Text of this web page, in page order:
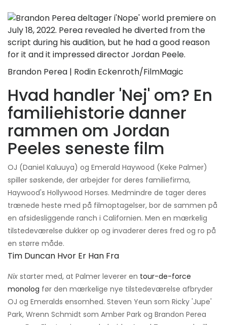
Brandon Perea | Rodin Eckenroth/FilmMagic
Hvad handler 'Nej' om? En
familiehistorie danner
rammen om Jordan
Peeles seneste film
OJ (Daniel Kaluuya) og Emerald Haywood (Keke Palmer)
spiller søskende, der arbejder for deres familiefirma,
Haywood's Hollywood Horses. Medmindre de tager deres
trænede heste med på filmoptagelser, bor de sammen på
en afsidesliggende ranch i Californien. Men en mærkelig
tilstedeværelse dukker op og invaderer deres fred og ro på
en større måde.
Tim Duncan Hvor Er Han Fra
Nix starter med, at Palmer leverer en tour-de-force
monolog før den mærkelige nye tilstedeværelse afbryder
OJ og Emeralds ensomhed. Steven Yeun som Ricky 'Jupe'
Park, Wrenn Schmidt som Amber Park og Brandon Perea